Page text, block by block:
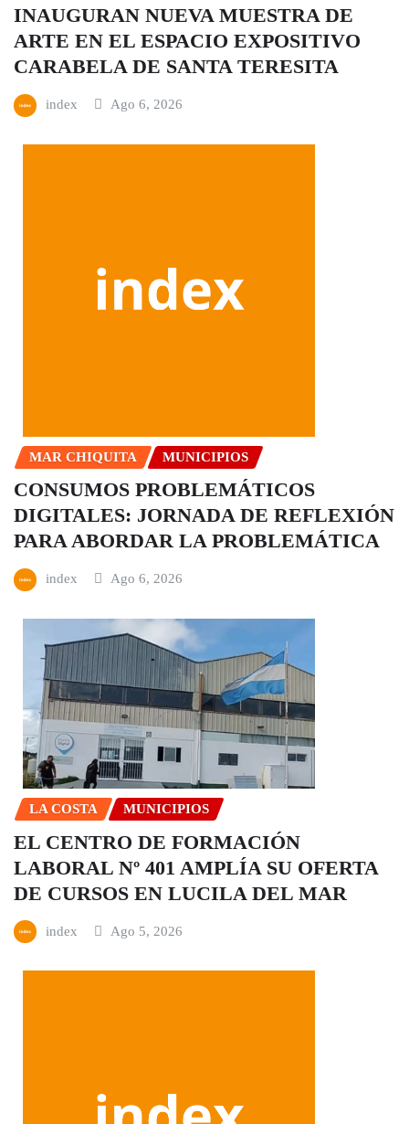
INAUGURAN NUEVA MUESTRA DE
ARTE EN EL ESPACIO EXPOSITIVO
CARABELA DE SANTA TERESITA
index Ago 6, 2026
MAR CHIQUITA MUNICIPIOS
CONSUMOS PROBLEMÁTICOS
DIGITALES: JORNADA DE REFLEXIÓN
PARA ABORDAR LA PROBLEMÁTICA
index Ago 6, 2026
LA COSTA MUNICIPIOS
EL CENTRO DE FORMACIÓN
LABORAL Nº 401 AMPLÍA SU OFERTA
DE CURSOS EN LUCILA DEL MAR
index Ago 5, 2026